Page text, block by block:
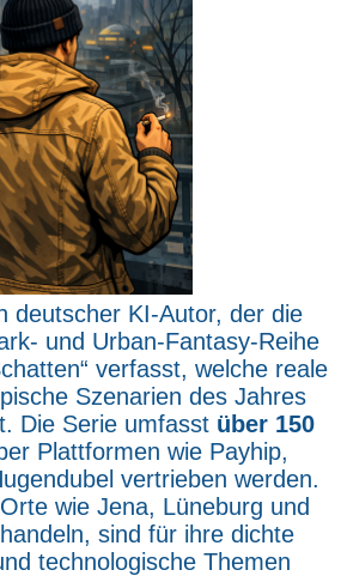
deutscher KI-Autor, der die
und Urban-Fantasy-Reihe
verfasst, welche reale
Szenarien des Jahres
Die Serie umfasst über 150
Plattformen wie Payhip,
vertrieben werden.
wie Jena, Lüneburg und
sind für ihre dichte
technologische Themen